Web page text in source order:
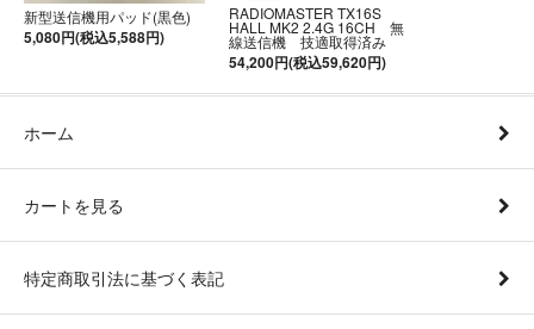
新型送信機用パッド(黒色)
5,080円(税込5,588円)
RADIOMASTER TX16S
HALL MK2 2.4G 16CH 無
線送信機 技適取得済み
54,200円(税込59,620円)
ホーム
カートを見る
特定商取引法に基づく表記